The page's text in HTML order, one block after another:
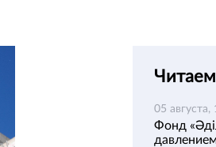
05 августа,
Фонд